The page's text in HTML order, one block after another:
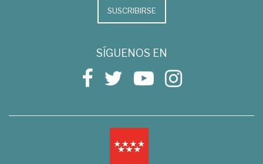
SUSCRIBIRSE
SÍGUENOS EN